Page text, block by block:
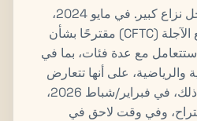
ولا يزال الإطار الحالي محل نزاع كبير. في مايو 2024،
أصدرت لجنة تداول السلع الآجلة (CFTC) مقترحًا بشأن
مع عدة فئات، بما في
على أنها تتعارض
مع المصلحة العامة. ومع ذلك، في فبراير/شباط 2026،
وفي وقت لاحق في